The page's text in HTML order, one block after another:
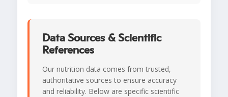
Data Sources & Scientific
References
Our nutrition data comes from trusted,
authoritative sources to ensure accuracy
and reliability. Below are specific scientific